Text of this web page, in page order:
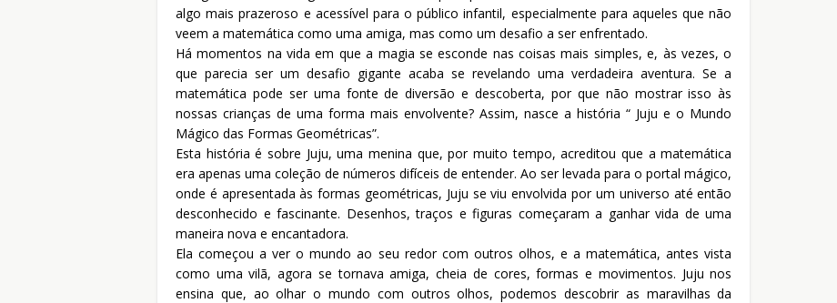
algo mais prazeroso e acessível para o público infantil, especialmente para aqueles que não
veem a matemática como uma amiga, mas como um desafio a ser enfrentado.
Há momentos na vida em que a magia se esconde nas coisas mais simples, e, às vezes, o
que parecia ser um desafio gigante acaba se revelando uma verdadeira aventura. Se a
matemática pode ser uma fonte de diversão e descoberta, por que não mostrar isso às
nossas crianças de uma forma mais envolvente? Assim, nasce a história “ Juju e o Mundo
Mágico das Formas Geométricas”.
Esta história é sobre Juju, uma menina que, por muito tempo, acreditou que a matemática
era apenas uma coleção de números difíceis de entender. Ao ser levada para o portal mágico,
onde é apresentada às formas geométricas, Juju se viu envolvida por um universo até então
desconhecido e fascinante. Desenhos, traços e figuras começaram a ganhar vida de uma
maneira nova e encantadora.
Ela começou a ver o mundo ao seu redor com outros olhos, e a matemática, antes vista
como uma vilã, agora se tornava amiga, cheia de cores, formas e movimentos. Juju nos
ensina que, ao olhar o mundo com outros olhos, podemos descobrir as maravilhas da